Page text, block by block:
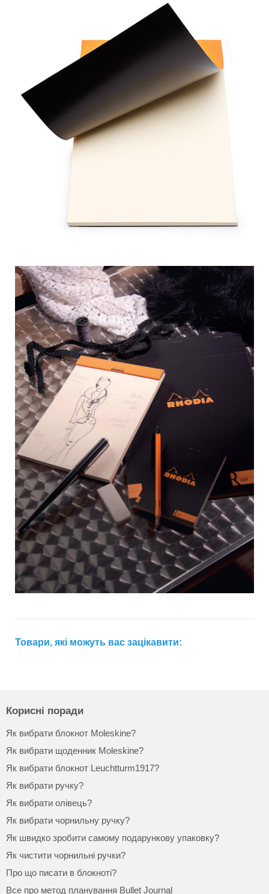
Товари, які можуть вас зацікавити:
Корисні поради
Як вибрати блокнот Moleskine?
Як вибрати щоденник Moleskine?
Як вибрати блокнот Leuchtturm1917?
Як вибрати ручку?
Як вибрати олівець?
Як вибрати чорнильну ручку?
Як швидко зробити самому подарункову упаковку?
Як чистити чорнильні ручки?
Про що писати в блокноті?
Все про метод планування Bullet Journal